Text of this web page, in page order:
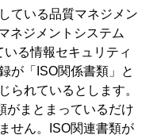
ている品質マネジメン
ネジメントシステム
いる情報セキュリティ
が「ISO関係書類」と
られているとします。
がまとまっているだけ
せん。ISO関連書類が